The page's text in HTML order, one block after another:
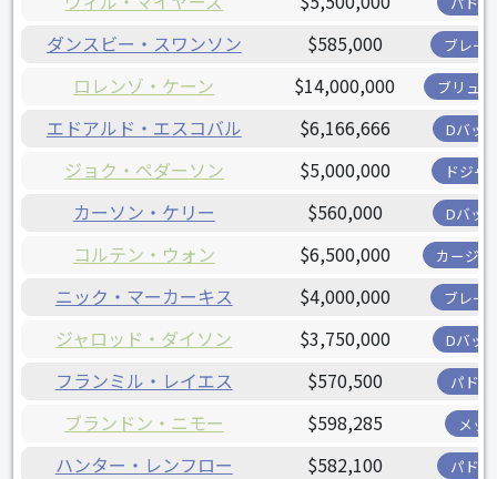
ダンスビー・スワンソン $585,000 ブレー
ロレンゾ・ケーン $14,000,000 ブリュ
エドアルド・エスコバル $6,166,666 Dバッ
ジョク・ペダーソン $5,000,000 ドジャ
カーソン・ケリー $560,000 Dバッ
コルテン・ウォン $6,500,000 カージ
ニック・マーカーキス $4,000,000 ブレー
ジャロッド・ダイソン $3,750,000 Dバッ
フランミル・レイエス $570,500 パド
ブランドン・ニモー $598,285 メッ
ハンター・レンフロー $582,100 パド